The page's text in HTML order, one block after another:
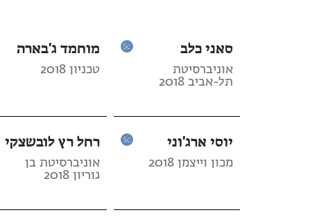
סאני כלב
אוניברסיטת
תל-אביב 2018
מוחמד ג'בארה
טכניון 2018
יוסי ארג'וני
מכון וייצמן 2018
רחל רץ לובשצקי
אוניברסיטת בן
גוריון 2018